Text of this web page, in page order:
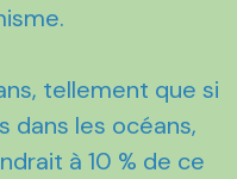
tellement que si
dans les océans,
à 10 % de ce